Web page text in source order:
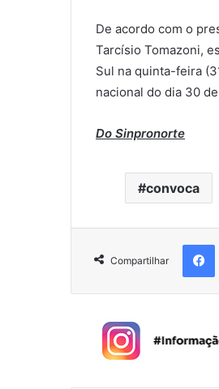
De acordo com o
Tarcísio Tomazoni,
Sul na quinta-feira
nacional do dia 30
Do Sinpronorte
convoca
Compartilhar